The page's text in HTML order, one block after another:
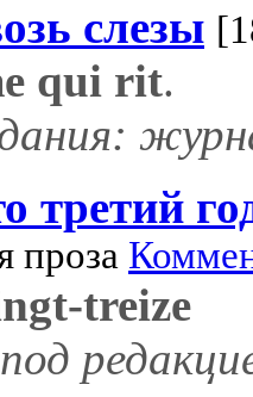
слезы
qui rit.
третий
проза
treize